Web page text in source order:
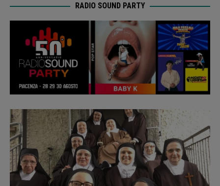
RADIO SOUND PARTY